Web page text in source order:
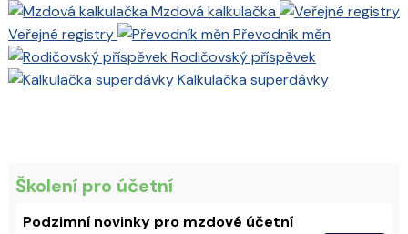
Mzdová kalkulačka
Veřejné registry
Převodník měn
Rodičovský příspěvek
Kalkulačka superdávky
Školení pro účetní
Podzimní novinky pro mzdové účetní